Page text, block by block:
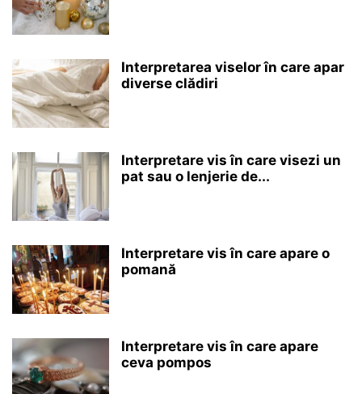
Interpretarea viselor în care apar
diverse clădiri
Interpretare vis în care visezi un
pat sau o lenjerie de...
Interpretare vis în care apare o
pomană
Interpretare vis în care apare
ceva pompos